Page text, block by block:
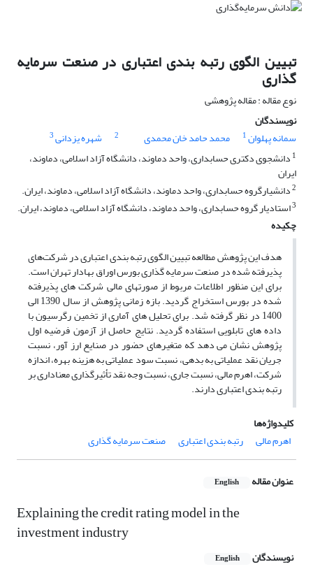
تبیین الگوی رتبه بندی اعتباری در صنعت سرمایه
گذاری
نوع مقاله : مقاله پژوهشی
نویسندگان
سمانه پهلوان1 محمد حامد خان محمدی 2 شهره یزدانی3
1 دانشجوی دکتری حسابداری، واحد دماوند، دانشگاه آزاد اسلامی، دماوند،
ایران
2دانشیارگروه حسابداری، واحد دماوند، دانشگاه آزاد اسلامی، دماوند، ایران.
3استادیار گروه حسابداری، واحد دماوند، دانشگاه آزاد اسلامی، دماوند، ایران.
چکیده
هدف این پژوهش مطالعه تبیین الگوی رتبه بندی اعتباری در شرکت‌های
پذیرفته شده در صنعت سرمایه گذاری بورس اوراق بهادار تهران است.
برای این منظور اطلاعات مربوط از صورتهای مالی شرکت های پذیرفته
شده در بورس استخراج گردید. بازه زمانی پژوهش از سال 1390 الی
1400 در نظر گرفته شد. برای تحلیل های آماری از تخمین رگرسیون با
داده های تابلویی استفاده گردید. نتایج حاصل از آزمون فرضیه اول
پژوهش نشان می دهد که متغیرهای حضور در صنایع ارز آور، نسبت
جریان نقد عملیاتی به بدهی، نسبت سود عملیاتی به هزینه بهره، اندازه
شرکت، اهرم مالی، نسبت جاری، نسبت وجه نقد تأثیرگذاری معناداری بر
رتبه بندی اعتباری دارند.
کلیدواژه‌ها
اهرم مالی
رتبه بندی اعتباری صنعت سرمایه گذاری
عنوان مقاله English
Explaining the credit rating model in the
investment industry
نویسندگان English